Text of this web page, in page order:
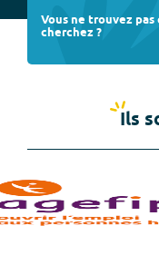
Vous ne trouvez pas
cherchez ?
Ils